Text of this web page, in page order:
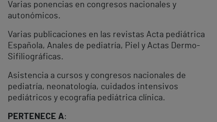
Varias ponencias en congresos nacionales y
autonómicos.
Varias publicaciones en las revistas Acta pediátrica
Española, Anales de pediatría, Piel y Actas Dermo-
Sifiliográficas.
Asistencia a cursos y congresos nacionales de
pediatría, neonatología, cuidados intensivos
pediátricos y ecografía pediátrica clínica.
PERTENECE A: